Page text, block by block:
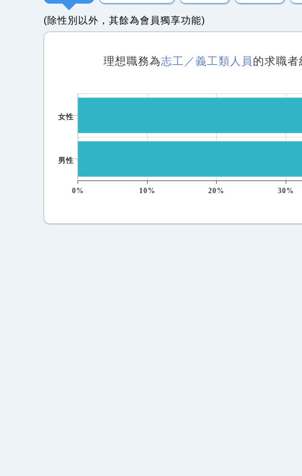
(除性別以外，其餘為會員獨享功能)
理想職務為志工／義工類人員 的求職者
女性
男性
0% 10% 20% 30%